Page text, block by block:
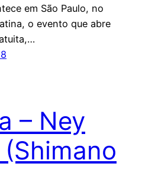
em São Paulo, no
o evento que abre
– Ney